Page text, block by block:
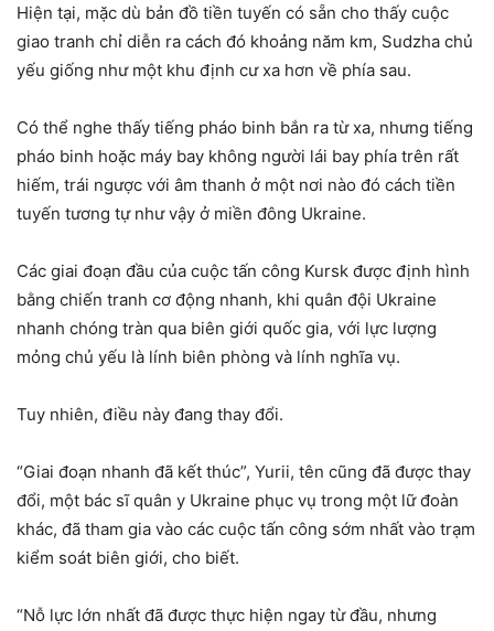
Hiện tại, mặc dù bản đồ tiền tuyến có sẵn cho thấy cuộc
giao tranh chỉ diễn ra cách đó khoảng năm km, Sudzha chủ
yếu giống như một khu định cư xa hơn về phía sau.
Có thể nghe thấy tiếng pháo binh bắn ra từ xa, nhưng tiếng
pháo binh hoặc máy bay không người lái bay phía trên rất
hiếm, trái ngược với âm thanh ở một nơi nào đó cách tiền
tuyến tương tự như vậy ở miền đông Ukraine.
Các giai đoạn đầu của cuộc tấn công Kursk được định hình
bằng chiến tranh cơ động nhanh, khi quân đội Ukraine
nhanh chóng tràn qua biên giới quốc gia, với lực lượng
mỏng chủ yếu là lính biên phòng và lính nghĩa vụ.
Tuy nhiên, điều này đang thay đổi.
“Giai đoạn nhanh đã kết thúc”, Yurii, tên cũng đã được thay
đổi, một bác sĩ quân y Ukraine phục vụ trong một lữ đoàn
khác, đã tham gia vào các cuộc tấn công sớm nhất vào trạm
kiểm soát biên giới, cho biết.
“Nỗ lực lớn nhất đã được thực hiện ngay từ đầu, nhưng